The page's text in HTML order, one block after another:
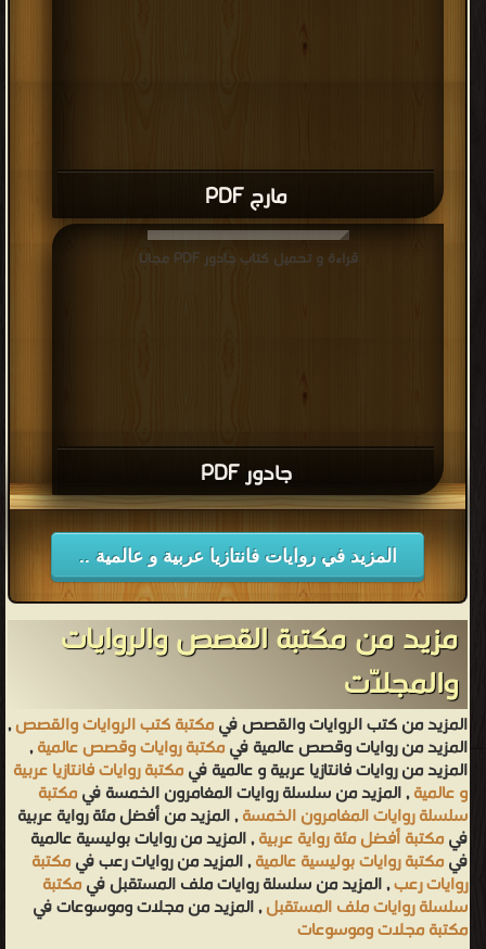
مارج PDF
جادور PDF
قراءة و تحميل كتاب جادور PDF مجانا
المزيد في روايات فانتازيا عربية و عالمية ..
مزيد من مكتبة القصص والروايات
والمجلّات
المزيد من كتب الروايات والقصص فيمكتبة كتب الروايات والقصص,
المزيد من روايات وقصص عالمية فيمكتبة روايات وقصص عالمية,
المزيد من روايات فانتازيا عربية و عالمية فيمكتبة روايات فانتازيا عربية
و عالمية, المزيد من سلسلة روايات المغامرون الخمسة فيمكتبة
سلسلة روايات المغامرون الخمسة, المزيد من أفضل مئة رواية عربية
فيمكتبة أفضل مئة رواية عربية, المزيد من روايات بوليسية عالمية
فيمكتبة روايات بوليسية عالمية, المزيد من روايات رعب فيمكتبة
روايات رعب, المزيد من سلسلة روايات ملف المستقبل فيمكتبة
سلسلة روايات ملف المستقبل, المزيد من مجلات وموسوعات في
مكتبة مجلات وموسوعات